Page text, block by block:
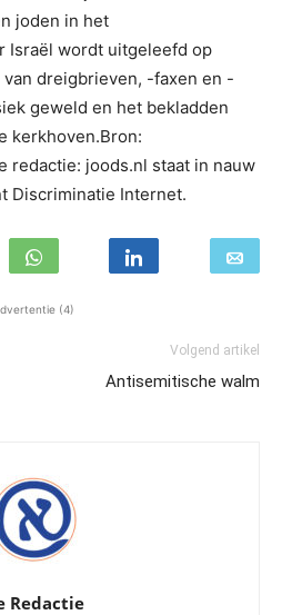
joden in het
Israël wordt uitgeleefd op
dreigbrieven, -faxen en -
geweld en het bekladden
kerkhoven.Bron:
redactie: joods.nl staat in nauw
Discriminatie Internet.
(4)
Volgend artikel
Antisemitische walm
Redactie